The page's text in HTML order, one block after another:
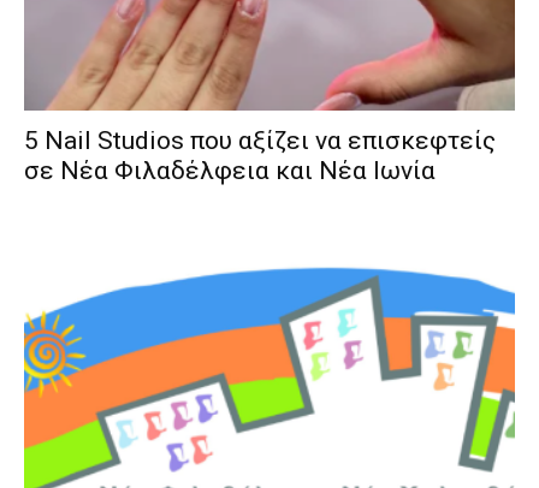
5 Nail Studios που αξίζει να επισκεφτείς
σε Νέα Φιλαδέλφεια και Νέα Ιωνία